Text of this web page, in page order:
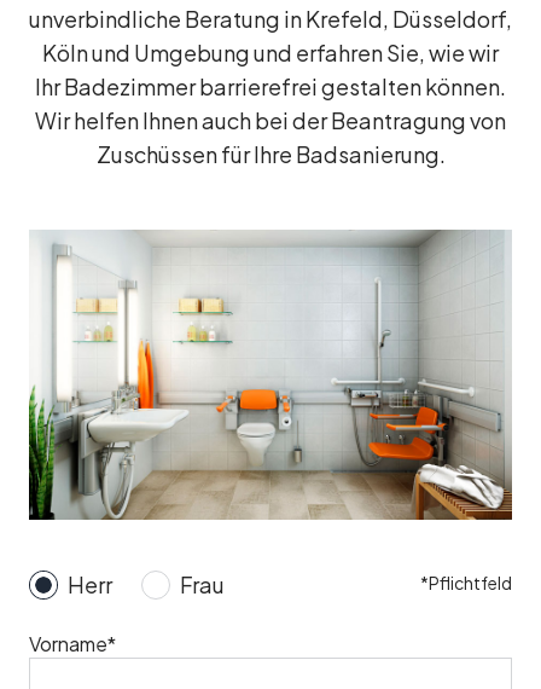
unverbindliche Beratung in Krefeld, Düsseldorf,
Köln und Umgebung und erfahren Sie, wie wir
Ihr Badezimmer barrierefrei gestalten können.
Wir helfen Ihnen auch bei der Beantragung von
Zuschüssen für Ihre Badsanierung.
Herr Frau *Pflichtfeld
Vorname*